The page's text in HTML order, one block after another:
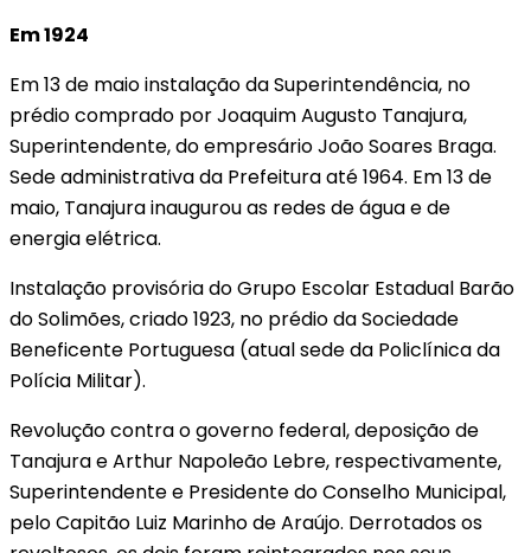
Em 1924
Em 13 de maio instalação da Superintendência, no
prédio comprado por Joaquim Augusto Tanajura,
Superintendente, do empresário João Soares Braga.
Sede administrativa da Prefeitura até 1964. Em 13 de
maio, Tanajura inaugurou as redes de água e de
energia elétrica.
Instalação provisória do Grupo Escolar Estadual Barão
do Solimões, criado 1923, no prédio da Sociedade
Beneficente Portuguesa (atual sede da Policlínica da
Polícia Militar).
Revolução contra o governo federal, deposição de
Tanajura e Arthur Napoleão Lebre, respectivamente,
Superintendente e Presidente do Conselho Municipal,
pelo Capitão Luiz Marinho de Araújo. Derrotados os